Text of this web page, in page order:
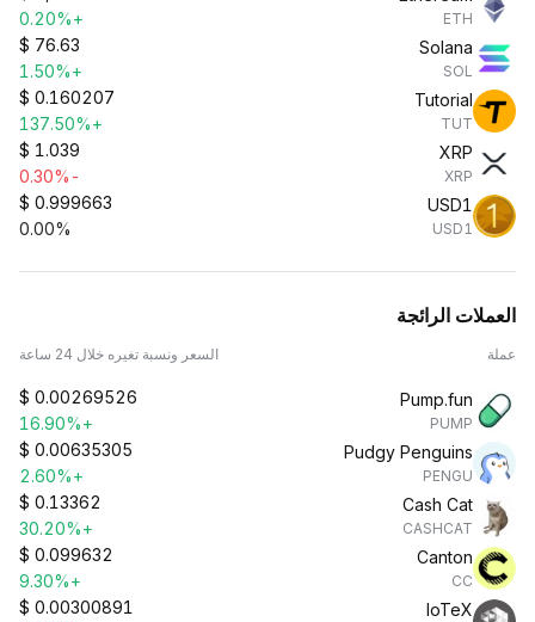
ETH
+0.20%
Solana
SOL
$ 76.63
+1.50%
Tutorial
TUT
$ 0.160207
+137.50%
XRP
XRP
$ 1.039
-0.30%
USD1
USD1
$ 0.999663
0.00%
العملات الرائجة
عملة السعر ونسبة تغيره خلال 24 ساعة
Pump.fun
PUMP
$ 0.00269526
+16.90%
Pudgy Penguins
PENGU
$ 0.00635305
+2.60%
Cash Cat
CASHCAT
$ 0.13362
+30.20%
Canton
CC
$ 0.099632
+9.30%
IoTeX
$ 0.00300891